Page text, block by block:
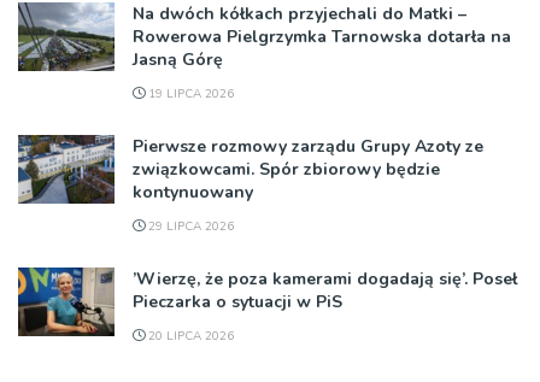
Na dwóch kółkach przyjechali do Matki –
Rowerowa Pielgrzymka Tarnowska dotarła na
Jasną Górę
19 LIPCA 2026
Pierwsze rozmowy zarządu Grupy Azoty ze
związkowcami. Spór zbiorowy będzie
kontynuowany
29 LIPCA 2026
’Wierzę, że poza kamerami dogadają się’. Poseł
Pieczarka o sytuacji w PiS
20 LIPCA 2026